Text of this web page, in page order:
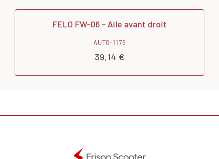
FELO FW-06 – Aile avant droit
AUTO-1179
39,14 €